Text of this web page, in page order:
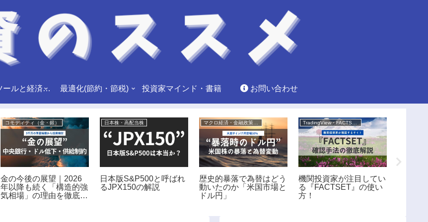
市場分析ツールと経済指標 最適化(節約・節税) 投資家マインド・書籍 お問い合わせ
コモディティ（金・銀）
金の今後の展望｜2026
年以降も続く「構造的強
気相場」の理由を徹底解
日本株・高配当株
日本版S&P500と呼ばれ
るJPX150の解説
マクロ経済・金融政策分析
歴史的暴落で為替はどう
動いたのか「米国市場と
ドル円」
TradingView・FACTSET活用
機関投資家が注目してい
る『FACTSET』の使い
方！